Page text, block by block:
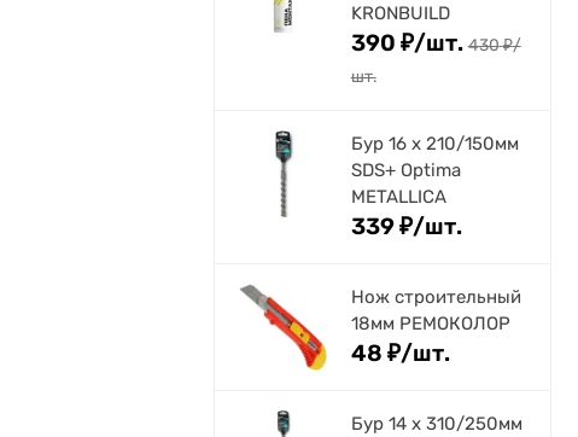
KRONBUILD
390 ₽/шт. 430₽/
шт.
Бур 16 х 210/150мм
SDS+ Optima
METALLICA
339₽/шт.
Нож строительный
18мм РЕМОКОЛОР
48 ₽/шт.
Бур 14 х 310/250мм